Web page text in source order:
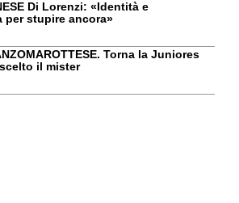
Di Lorenzi: «Identità e
per stupire ancora»
Torna la Juniores
il mister